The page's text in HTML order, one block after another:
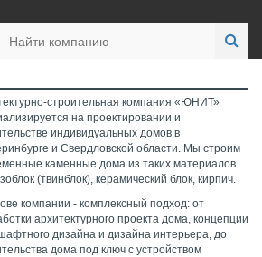
строительная компания «ЮНИТ»
на проектировании и
индивидуальных домов в
и Свердловской области. Мы строим
каменные дома из таких материалов
(твинблок), керамический блок, кирпич.
компании - комплексный подход: от
архитектурного проекта дома, концепции
дизайна и дизайна интерьера, до
дома под ключ с устройством